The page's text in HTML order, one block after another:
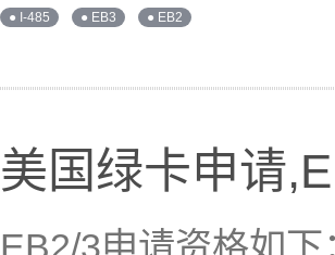
● I-485 ● EB3 ● EB2
美国绿卡申请
EB2/3申请资格如